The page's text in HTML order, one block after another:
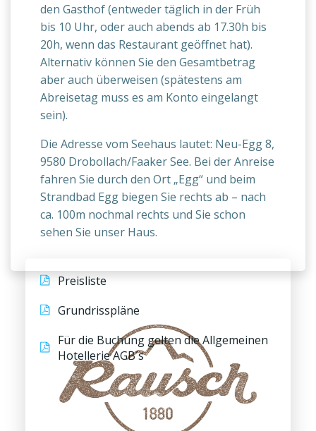
den Gasthof (entweder täglich in der Früh
bis 10 Uhr, oder auch abends ab 17.30h bis
20h, wenn das Restaurant geöffnet hat).
Alternativ können Sie den Gesamtbetrag
aber auch überweisen (spätestens am
Abreisetag muss es am Konto eingelangt
sein).
Die Adresse vom Seehaus lautet: Neu-Egg 8,
9580 Drobollach/Faaker See. Bei der Anreise
fahren Sie durch den Ort „Egg“ und beim
Strandbad Egg biegen Sie rechts ab – nach
ca. 100m nochmal rechts und Sie schon
sehen Sie unser Haus.
Preisliste
Grundrisspläne
Für die Buchung gelten die Allgemeinen
Hotellerie AGB´s